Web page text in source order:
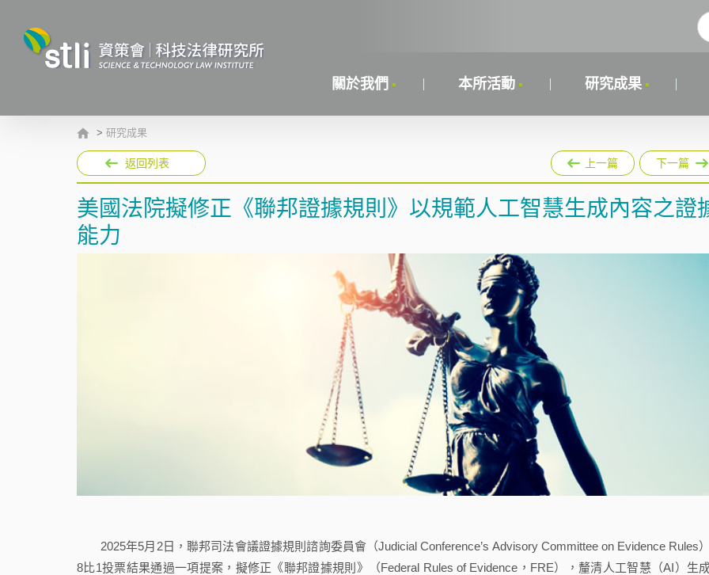
關於我們 本所活動 研究成果
> 研究成果
返回列表 上一篇 下一篇
美國法院擬修正《聯邦證據規則》以規範人工智慧生成內容之證
能力
2025年5月2日，聯邦司法會議證據規則諮詢委員會（Judicial Conference’s Advisory Committee on Evidence Rules
8比1投票結果通過一項提案，擬修正《聯邦證據規則》（Federal Rules of Evidence，FRE），釐清人工智慧（AI）生